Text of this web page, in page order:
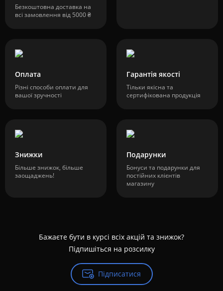
Безкоштовна доставка на
всі замовлення від 5000 ₴
Оплата
Різні способи оплати для
вашої зручності
Гарантія якості
Тільки якісна та
сертифікована продукція
Знижки
Більше знижок, більше
заощаджень!
Подарунки
Бонуси та подарунки для
постійних клієнтів
магазину
Бажаєте бути в курсі всіх акцій та знижок?
Підпишіться на розсилку
Підписатися